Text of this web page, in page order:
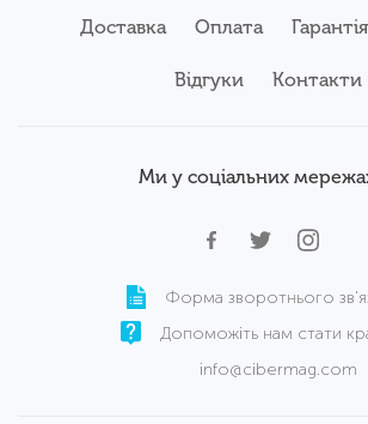
Доставка Оплата Гарантія
Відгуки Контакти
Ми у соціальних
Форма зворотнього
Допоможіть нам стати
info@cibermag.com